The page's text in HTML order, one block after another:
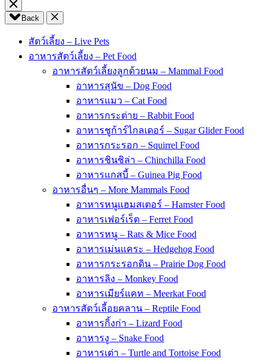
Back
สัตว์เลี้ยง – Live Pets
อาหารสัตว์เลี้ยง – Pet Food
อาหารสัตว์เลี้ยงลูกด้วยนม – Mammal Food
อาหารสุนัข – Dog Food
อาหารแมว – Cat Food
อาหารกระต่าย – Rabbit Food
อาหารชูก้าร์ไกลเดอร์ – Sugar Glider Food
อาหารกระรอก – Squirrel Food
อาหารชินชิล่า – Chinchilla Food
อาหารแกสบี้ – Guinea Pig Food
อาหารอื่นๆ – More Mammals Food
อาหารหนูแฮมสเตอร์ – Hamster Food
อาหารเฟอร์เร็ต – Ferret Food
อาหารหนู – Rats & Mice Food
อาหารเม่นแคระ – Hedgehog Food
อาหารกระรอกดิน – Prairie Dog Food
อาหารลิง – Monkey Food
อาหารเมียร์แคท – Meerkat Food
อาหารสัตว์เลี้อยคลาน – Reptile Food
อาหารกิ้งก่า – Lizard Food
อาหารงู – Snake Food
อาหารเต่า – Turtle and Tortoise Food